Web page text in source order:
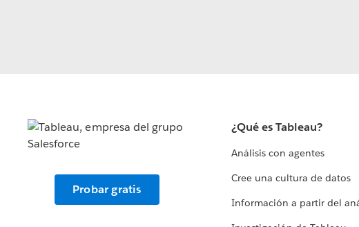
Probar gratis
¿Qué es Tableau?
Análisis con agentes
Cree una cultura de datos
Información a partir del